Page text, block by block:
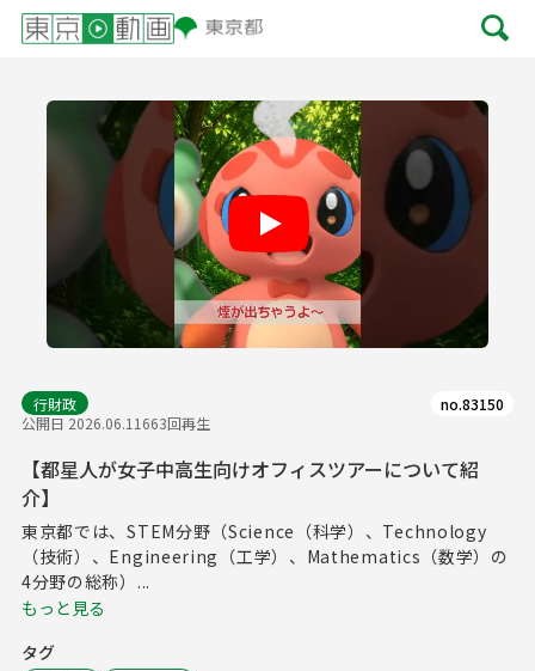
行財政
公開日 2026.06.11 663回再生
no.83150
【都星人が女子中高生向けオフィスツアーについて紹
介】
東京都では、STEM分野（Science（科学）、Technology
（技術）、Engineering（工学）、Mathematics（数学）の
4分野の総称）...
もっと見る
タグ